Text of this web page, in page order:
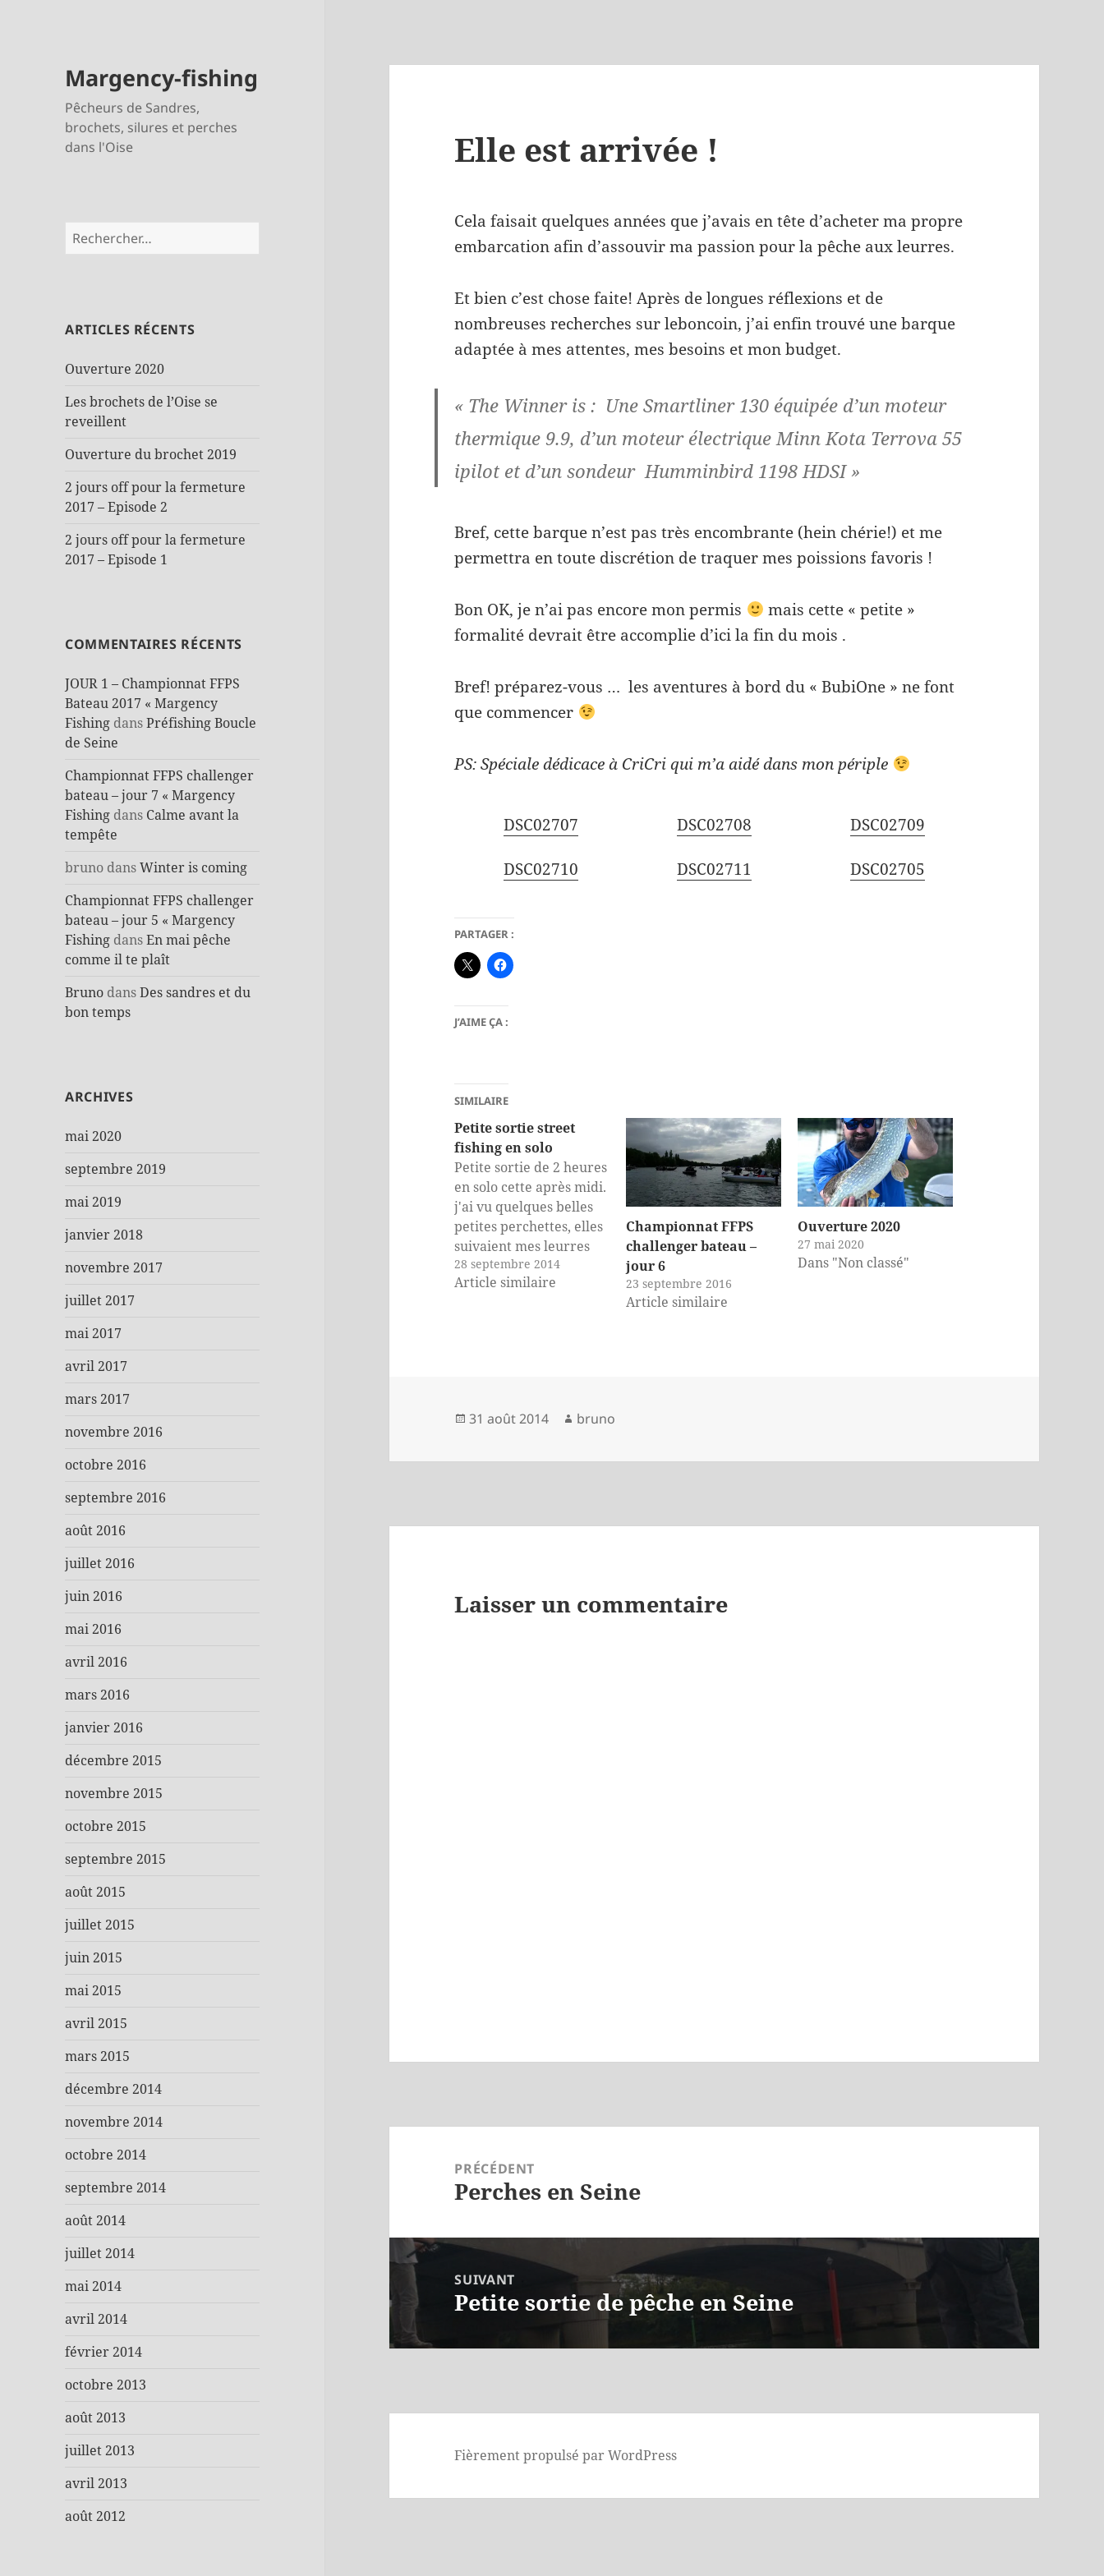
Margency-fishing
Pêcheurs de Sandres,
brochets, silures et perches
dans l'Oise
Rechercher :
ARTICLES RÉCENTS
Ouverture 2020
Les brochets de l’Oise se
reveillent
Ouverture du brochet 2019
2 jours off pour la fermeture
2017 – Episode 2
2 jours off pour la fermeture
2017 – Episode 1
COMMENTAIRES RÉCENTS
JOUR 1 – Championnat FFPS
Bateau 2017 « Margency
Fishing dansPréfishing Boucle
de Seine
Championnat FFPS challenger
bateau – jour 7 « Margency
Fishing dans Calme avant la
tempête
bruno dansWinter is coming
Championnat FFPS challenger
bateau – jour 5 « Margency
Fishing dansEn mai pêche
comme il te plaît
Bruno dansDes sandres et du
bon temps
ARCHIVES
mai 2020
septembre 2019
mai 2019
janvier 2018
novembre 2017
juillet 2017
mai 2017
avril 2017
mars 2017
novembre 2016
octobre 2016
septembre 2016
août 2016
juillet 2016
juin 2016
mai 2016
avril 2016
mars 2016
janvier 2016
décembre 2015
novembre 2015
octobre 2015
septembre 2015
août 2015
juillet 2015
juin 2015
mai 2015
avril 2015
mars 2015
décembre 2014
novembre 2014
octobre 2014
septembre 2014
août 2014
juillet 2014
mai 2014
avril 2014
février 2014
octobre 2013
août 2013
juillet 2013
avril 2013
août 2012
Elle est arrivée !
Cela faisait quelques années que j’avais en tête d’acheter ma propre
embarcation afin d’assouvir ma passion pour la pêche aux leurres.
Et bien c’est chose faite! Après de longues réflexions et de
nombreuses recherches sur leboncoin, j’ai enfin trouvé une barque
adaptée à mes attentes, mes besoins et mon budget.
« The Winner is : UneSmartliner 130 équipée d’un moteur
thermique 9.9, d’un moteur électrique Minn Kota Terrova 55
ipilot et d’un sondeur Humminbird 1198 HDSI »
Bref, cette barque n’est pas très encombrante (hein chérie!) et me
permettra en toute discrétion de traquer mes poissions favoris !
Bon OK, je n’ai pas encore mon permis
mais cette « petite »
formalité devrait être accomplie d’ici la fin du mois .
Bref! préparez-vous … les aventures à bord du « BubiOne » ne font
que commencer
PS: Spéciale dédicace à CriCri qui m’a aidé dans mon périple
DSC02707 DSC02708 DSC02709
DSC02710 DSC02711 DSC02705
PARTAGER :
J’AIME ÇA :
SIMILAIRE
Petite sortie street
fishing en solo
Petite sortie de 2 heures
en solo cette après midi.
j'ai vu quelques belles
petites perchettes, elles
suivaient mes leurres
jusqu'au bord, les
regardaient puis s'en
et…
28 septembre 2014
Article similaire
Championnat FFPS
challenger bateau –
jour 6
23 septembre 2016
Article similaire
Ouverture 2020
27 mai 2020
Dans "Non classé"
Publié
31 août 2014 Auteur
bruno
Laisser un commentaire
PRÉCÉDENT
Article
Perches en Seine
SUIVANT
Article
Petite sortie de pêche en Seine
Fièrement propulsé par WordPress